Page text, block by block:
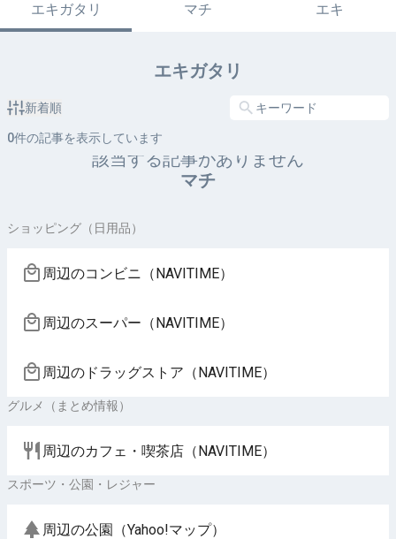
エキガタリ マチ エキ
エキガタリ
新着順
0件の記事を表示しています
該当する記事がありません
マチ
ショッピング（日用品）
周辺のコンビニ（NAVITIME）
周辺のスーパー（NAVITIME）
周辺のドラッグストア（NAVITIME）
グルメ（まとめ情報）
周辺のカフェ・喫茶店（NAVITIME）
スポーツ・公園・レジャー
周辺の公園（Yahoo!マップ）